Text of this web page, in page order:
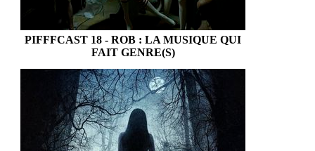
PIFFFCAST 18 - ROB : LA MUSIQUE QUI
FAIT GENRE(S)